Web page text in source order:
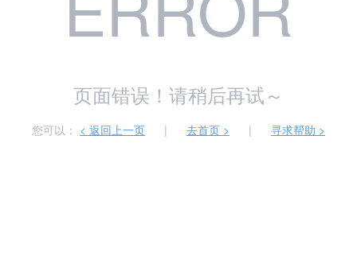
页面错误！请稍后再试～
您可以： < 返回上一页 | 去首页 > | 寻求帮助 >